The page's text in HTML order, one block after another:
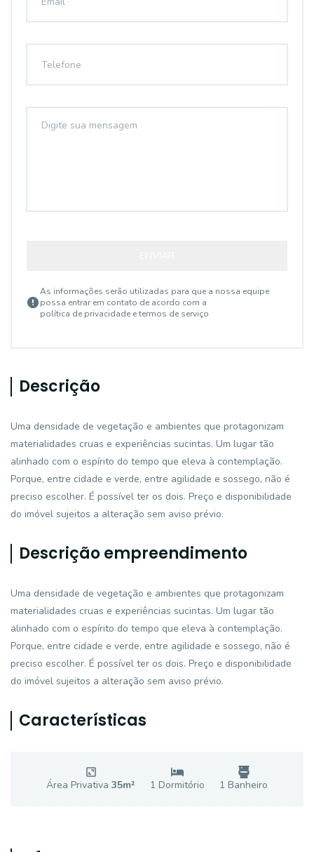
As informações serão utilizadas para que a nossa equipe
possa entrar em contato de acordo com a
política de privacidade e termos de serviço
Descrição
Uma densidade de vegetação e ambientes que protagonizam
materialidades cruas e experiências sucintas. Um lugar tão
alinhado com o espírito do tempo que eleva à contemplação.
Porque, entre cidade e verde, entre agilidade e sossego, não é
preciso escolher. É possível ter os dois. Preço e disponibilidade
do imóvel sujeitos a alteração sem aviso prévio.
Descrição empreendimento
Uma densidade de vegetação e ambientes que protagonizam
materialidades cruas e experiências sucintas. Um lugar tão
alinhado com o espírito do tempo que eleva à contemplação.
Porque, entre cidade e verde, entre agilidade e sossego, não é
preciso escolher. É possível ter os dois. Preço e disponibilidade
do imóvel sujeitos a alteração sem aviso prévio.
Características
Área Privativa 35m² 1 Dormitório 1 Banheiro